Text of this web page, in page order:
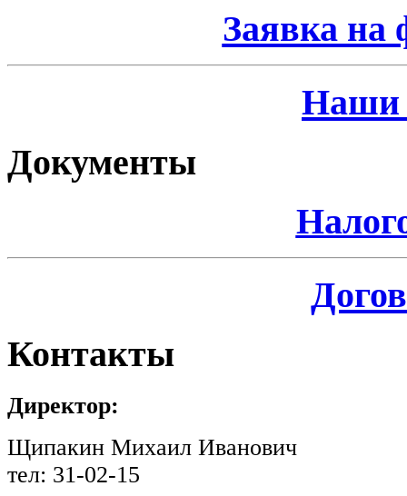
Заявка на
Наши
Документы
Контакты
Директор:
Щипакин Михаил Иванович
тел: 31-02-15